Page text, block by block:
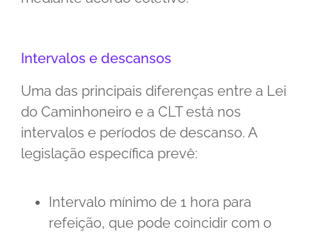
Intervalos e descansos
Uma das principais diferenças entre a Lei
do Caminhoneiro e a CLT está nos
intervalos e períodos de descanso. A
legislação específica prevê:
Intervalo mínimo de 1 hora para
refeição, que pode coincidir com o